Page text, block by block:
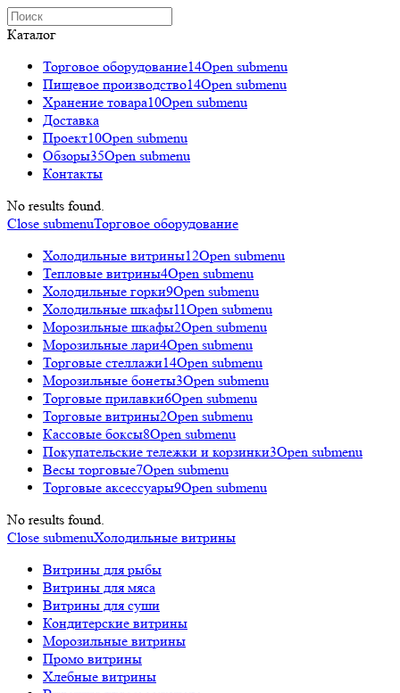
Каталог
Торговое оборудованиe14Open submenu
Пищевое производство14Open submenu
Хранение товара10Open submenu
Доставка
Проект10Open submenu
Обзоры35Open submenu
Контакты
No results found.
Close submenuТорговое оборудованиe
Холодильные витрины12Open submenu
Тепловые витрины4Open submenu
Холодильные горки9Open submenu
Холодильные шкафы11Open submenu
Морозильные шкафы2Open submenu
Морозильные лари4Open submenu
Торговые стеллажи14Open submenu
Морозильные бонеты3Open submenu
Торговые прилавки6Open submenu
Торговые витрины2Open submenu
Кассовые боксы8Open submenu
Покупательские тележки и корзинки3Open submenu
Весы торговые7Open submenu
Торговые аксессуары9Open submenu
No results found.
Close submenuХолодильные витрины
Витрины для рыбы
Витрины для мяса
Витрины для суши
Кондитерские витрины
Морозильные витрины
Промо витрины
Хлебные витрины